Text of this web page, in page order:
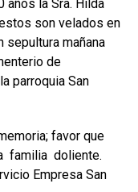
años la Sra. Hilda
son velados en
sepultura mañana
de
parroquia San
favor que
familia doliente.
Empresa San